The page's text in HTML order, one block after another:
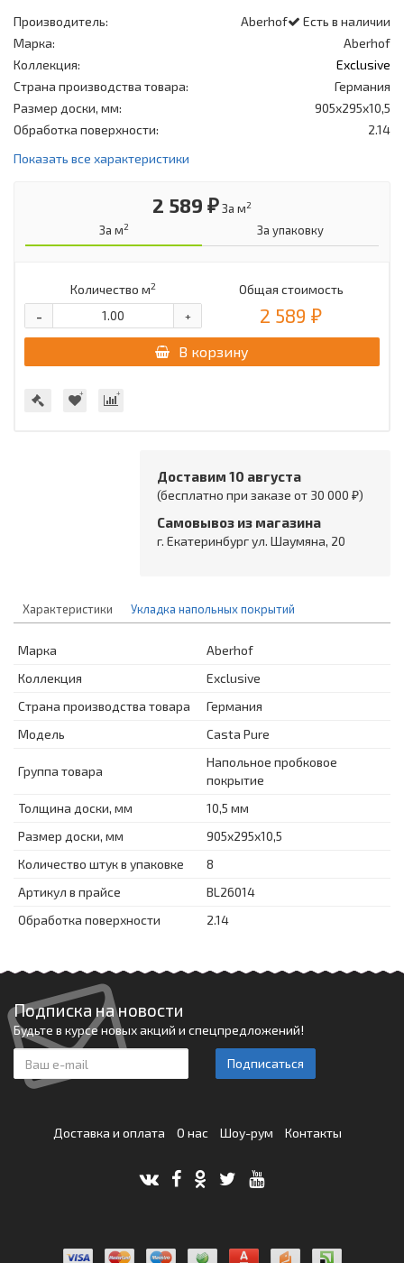
Есть в наличии
Производитель:
Aberhof
Марка:
Aberhof
Коллекция:
Exclusive
Страна производства товара:
Германия
Размер доски, мм:
905x295x10,5
Обработка поверхности:
2.14
Показать все характеристики
2 589 ₽За м2
За м2 За упаковку
Количество м2
+
-
Общая стоимость
2 589 ₽
В корзину
Доставим 10 августа
(бесплатно при заказе от 30 000 ₽)
Самовывоз из магазина
г. Екатеринбург ул. Шаумяна, 20
Характеристики Укладка напольных покрытий
Марка
Aberhof
Коллекция
Exclusive
Страна производства товара
Германия
Модель
Casta Pure
Группа товара
Напольное пробковое
покрытие
Толщина доски, мм
10,5 мм
Размер доски, мм
905x295x10,5
Количество штук в упаковке
8
Артикул в прайсе
BL26014
Обработка поверхности
2.14
Подписка на новости
Будьте в курсе новых акций и спецпредложений!
Подписаться
Доставка и оплата О нас Шоу-рум Контакты